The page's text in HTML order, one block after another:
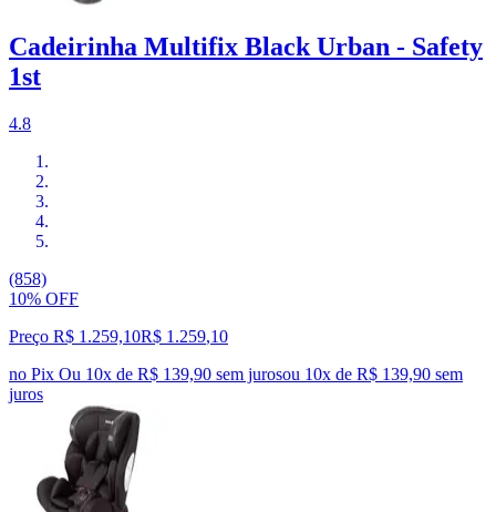
Cadeirinha Multifix Black Urban - Safety
1st
4.8
(858)
10% OFF
Preço R$ 1.259,10R$ 1.259,10
no Pix Ou 10x de R$ 139,90 sem jurosou 10x de R$ 139,90 sem
juros